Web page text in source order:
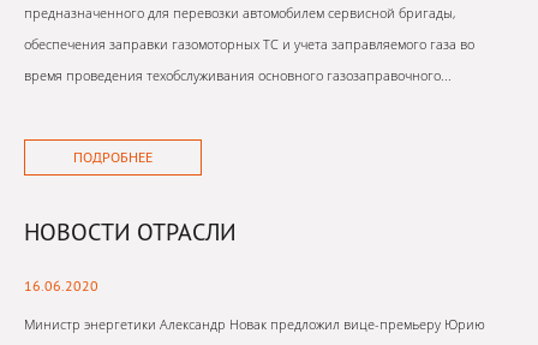
предназначенного для перевозки автомобилем сервисной бригады,
обеспечения заправки газомоторных ТС и учета заправляемого газа во
время проведения техобслуживания основного газозаправочного...
ПОДРОБНЕЕ
НОВОСТИ ОТРАСЛИ
16.06.2020
Министр энергетики Александр Новак предложил вице-премьеру Юрию